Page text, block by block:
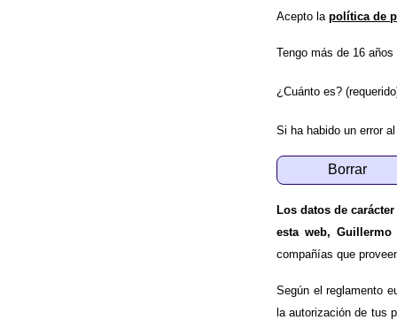
Acepto la política de
Tengo más de 16
¿Cuánto es?
Si ha habido un error
Los datos de carácter
esta web,
compañías que
Según el reglamento
la autorización de tus